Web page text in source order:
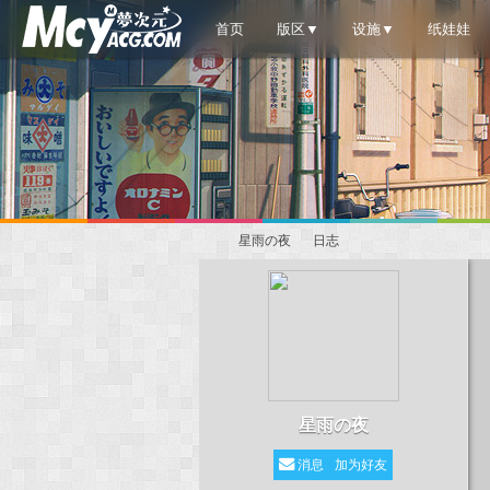
首页 版区▼ 设施▼ 纸娃娃
星雨の夜 日志
星雨の夜
消息 加为好友